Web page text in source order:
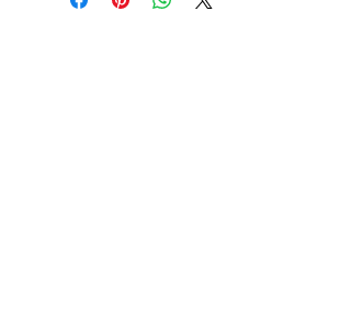
Grammatura: 153 g/m²